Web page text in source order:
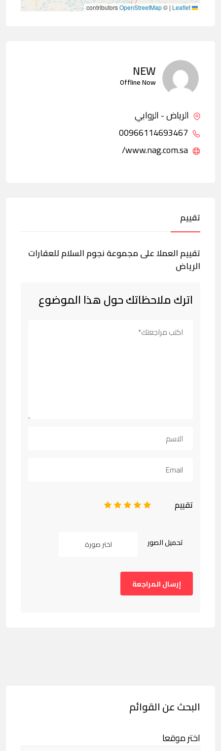
|
©
OpenStreetMap
NEW
Offline Now
الرياض - الروابي
تقييم
تقييم العملا على مجموعة نجوم السلام للعقارات
الرياض
اترك ملاحظاتك حول هذا الموضوع
تقييم 5
4
3
2
تحميل الصور اختر صورة
البحث عن القوائم
اختر موقعا